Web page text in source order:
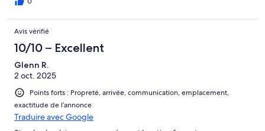
Avis vérifié
10/10 – Excellent
Glenn R.
2 oct. 2025
Points forts : Propreté, arrivée, communication, emplacement,
exactitude de l’annonce
Traduire avec Google